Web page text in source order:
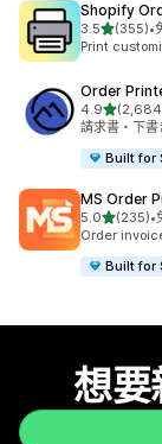
Shopify
3.5滿分 5 顆
(355)
共有 355 則•
Print
Order
4.9滿分 5 顆
共有 2684
請求書・下書
Built for
MS Order
5.0滿分 5 顆
(235)
共有 235 則•
Order
Built for
想要